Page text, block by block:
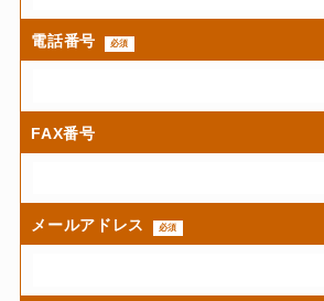
電話番号 必須
FAX番号
メールアドレス 必須